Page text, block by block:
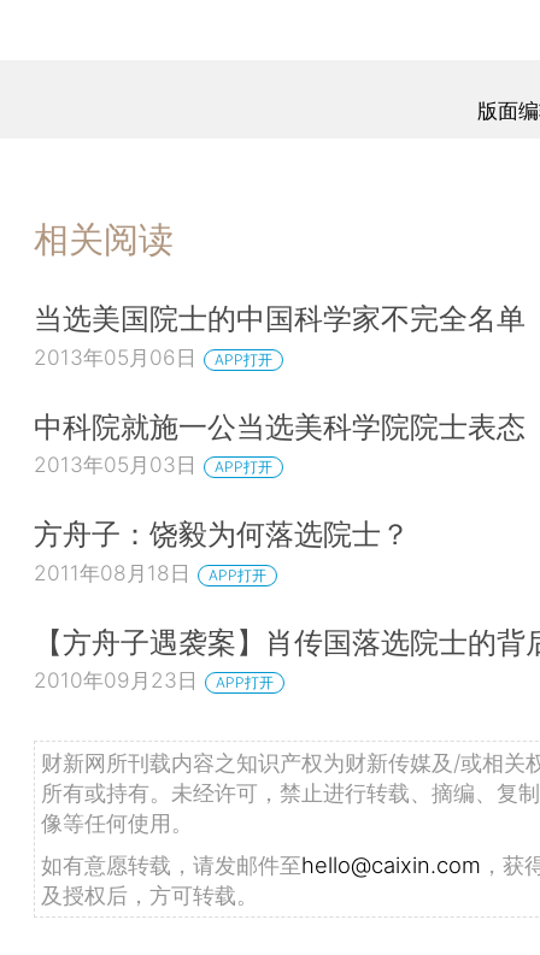
版面
相关阅读
当选美国院士的中国科学家不完全名单
2013年05月06日 APP打开
中科院就施一公当选美科学院院士表态
2013年05月03日 APP打开
方舟子：饶毅为何落选院士？
2011年08月18日 APP打开
【方舟子遇袭案】肖传国落选院士的背
2010年09月23日 APP打开
财新网所刊载内容之知识产权为财新传媒及/或相关
所有或持有。未经许可，禁止进行转载、摘编、复
像等任何使用。
如有意愿转载，请发邮件至hello@caixin.com ，获
及授权后，方可转载。